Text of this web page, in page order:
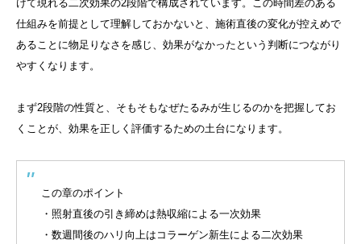
けて現れる二次効果の2段階で構成されています。この時間差のある
仕組みを前提として理解しておかないと、施術直後の変化が控えめで
あることに物足りなさを感じ、効果がなかったという判断につながり
やすくなります。
まず2段階の性質と、そもそもなぜたるみが生じるのかを把握してお
くことが、効果を正しく評価するための土台になります。
この章のポイント
・照射直後の引き締めは熱収縮による一次効果
・数週間後のハリ向上はコラーゲン新生による二次効果